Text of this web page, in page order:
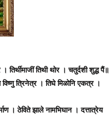
तिर्थीमाजीं तिथी थोर । चतुर्दशी शुद्ध पैं॥
विष्णु त्रिनेत्र । तिघे मिळोनि एकत्र ।
। ठेविते झाले नामभिघान । दत्तात्रेय